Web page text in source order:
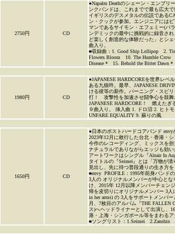
2750円 CD
●Napalm Deathのシェーン・エンブ
ンクバンドは、これまでで最も広大
イギリスのデスメタルの伝説である
ン・クックが参加。エンジニアには
マンであるサイモン・エフェミー(パ
ンデミックの最中に挑戦的に録音さ
ど楽しく創造的な体験だった」とシ
曲入り。
■収録曲：1. Good Ship Lollipop 2.
Flowers Bloom 10. The Humble Crow
Disease * 15. Behold the Bitter Dawn *
1980円 CD
●JAPANESE HARDCOREを世界レベ
ある九狼吽。最早、JAPANESE
ける彼等の新作。バーニング・スピ
打！ 攻撃性を加速させ闘争心を鼓
JAPANESE HARDCORE！ 燃えたぎ
９曲入り。 挿入曲 1. ドロ沼 2. ヒト
UNFARE EQUALITY 9. 蘇りの風
1650円 CD
●日本のポストハードコアバンド envy
2023年12月に敢行した台北・香港・
今作のレコーディング、ミックスを担
ナチュラルでありながらエッジも効い
アートワークはシングル『Alnair In
タイトルの『Seimei』とは「万物が
見出し、先に待つ普段通りの生き方
■envy PROFILE：1995年前身バンドの
3人の オリジナルメンバーが中心と
け、2015年 12月以降メンバーチェン
帰を皮切りにオリジナルメンバー 3人
in her arms) の 3人をサポートメンバ
月、7枚目のアルバム『THE FALLEN
ス)へヘッドライナーとして出演し、
港・上海・シンガポール等をまわるア
■ソングリスト：1.Seimei 2.Zanshin